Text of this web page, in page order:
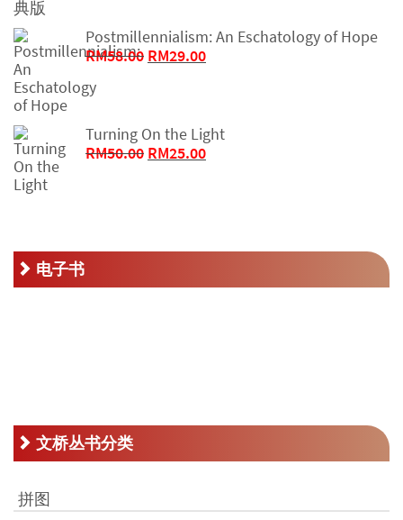
RM16.00。
Postmillennialism: An Eschatology of Hope
RM58.00 原
RM29.00当
为：
RM29.00。
Turning On the Light
RM50.00 原
RM25.00当
RM25.00。
电子书
文桥丛书分类
拼图